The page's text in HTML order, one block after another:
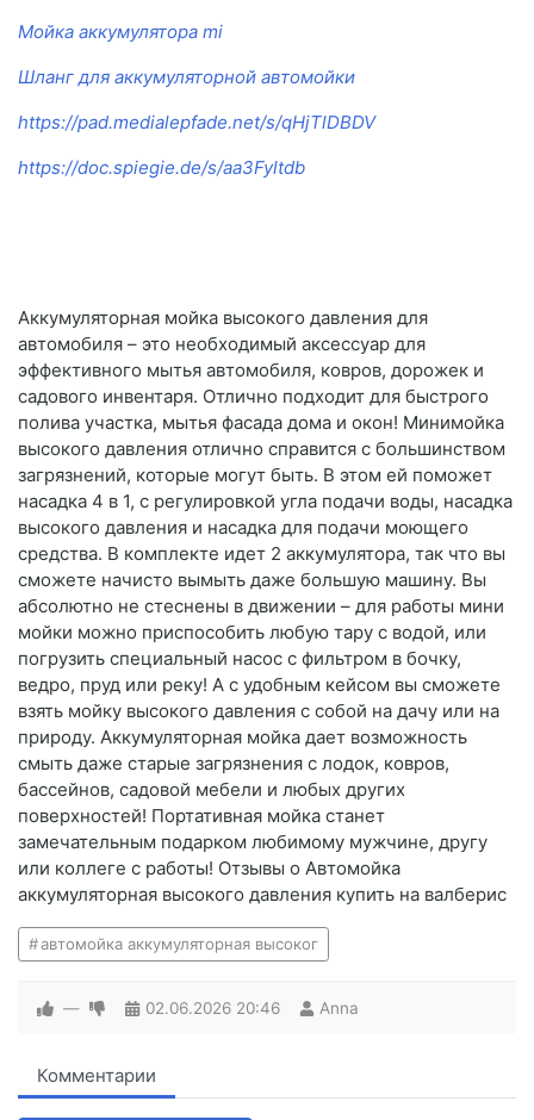
Мойка аккумулятора mi
Шланг для аккумуляторной автомойки
https://pad.medialepfade.net/s/qHjTlDBDV
https://doc.spiegie.de/s/aa3Fyltdb
Аккумуляторная мойка высокого давления для
автомобиля – это необходимый аксессуар для
эффективного мытья автомобиля, ковров, дорожек и
садового инвентаря. Отлично подходит для быстрого
полива участка, мытья фасада дома и окон! Минимойка
высокого давления отлично справится с большинством
загрязнений, которые могут быть. В этом ей поможет
насадка 4 в 1, с регулировкой угла подачи воды, насадка
высокого давления и насадка для подачи моющего
средства. В комплекте идет 2 аккумулятора, так что вы
сможете начисто вымыть даже большую машину. Вы
абсолютно не стеснены в движении – для работы мини
мойки можно приспособить любую тару с водой, или
погрузить специальный насос с фильтром в бочку,
ведро, пруд или реку! А с удобным кейсом вы сможете
взять мойку высокого давления с собой на дачу или на
природу. Аккумуляторная мойка дает возможность
смыть даже старые загрязнения с лодок, ковров,
бассейнов, садовой мебели и любых других
поверхностей! Портативная мойка станет
замечательным подарком любимому мужчине, другу
или коллеге с работы! Отзывы о Автомойка
аккумуляторная высокого давления купить на валберис
автомойка аккумуляторная высоког
— 02.06.2026 20:46 Anna
Комментарии